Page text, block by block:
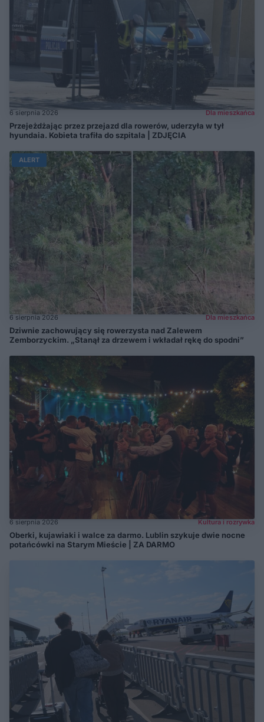
6 sierpnia 2026 Dla mieszkańca
Przejeżdżając przez przejazd dla rowerów, uderzyła w tył
hyundaia. Kobieta trafiła do szpitala | ZDJĘCIA
ALERT
6 sierpnia 2026 Dla mieszkańca
Dziwnie zachowujący się rowerzysta nad Zalewem
Zemborzyckim. „Stanął za drzewem i wkładał rękę do spodni”
6 sierpnia 2026 Kultura i rozrywka
Oberki, kujawiaki i walce za darmo. Lublin szykuje dwie nocne
potańcówki na Starym Mieście | ZA DARMO